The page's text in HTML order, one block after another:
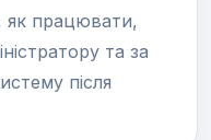
як працювати,
та за
після